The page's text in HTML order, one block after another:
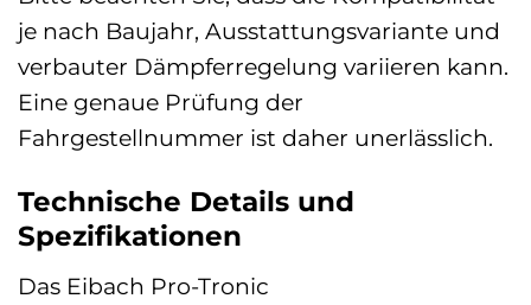
je nach Baujahr, Ausstattungsvariante und
verbauter Dämpferregelung variieren kann.
Eine genaue Prüfung der
Fahrgestellnummer ist daher unerlässlich.
Technische Details und
Spezifikationen
Das Eibach Pro-Tronic